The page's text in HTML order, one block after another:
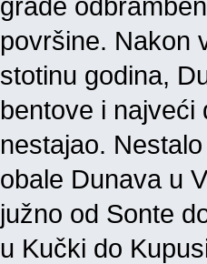
grade
površine. Nakon
stotinu godina,
bentove i najveći
nestajao.
obale Dunava u
južno od Sonte
u Kučki do